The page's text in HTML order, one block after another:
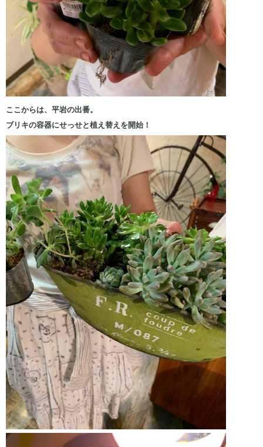
ここからは、平岩の出番。
ブリキの容器にせっせと植え替えを開始！